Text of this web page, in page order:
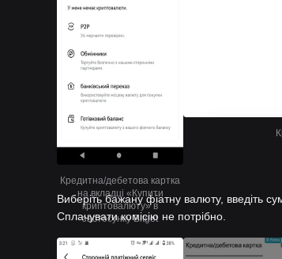
Кредитна/дебетова картка
на вкладці «Купити
криптовалюту» в
застосунку Bitget
Виберіть бажану фіатну валюту, введіть
Сплачувати комісію не потрібно.